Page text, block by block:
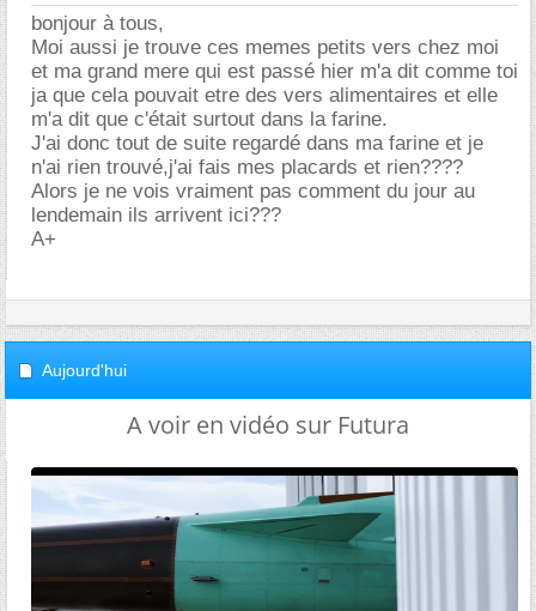
bonjour à tous,
Moi aussi je trouve ces memes petits vers chez moi
et ma grand mere qui est passé hier m'a dit comme toi
ja que cela pouvait etre des vers alimentaires et elle
m'a dit que c'était surtout dans la farine.
J'ai donc tout de suite regardé dans ma farine et je
n'ai rien trouvé,j'ai fais mes placards et rien????
Alors je ne vois vraiment pas comment du jour au
lendemain ils arrivent ici???
A+
Aujourd'hui
A voir en vidéo sur Futura